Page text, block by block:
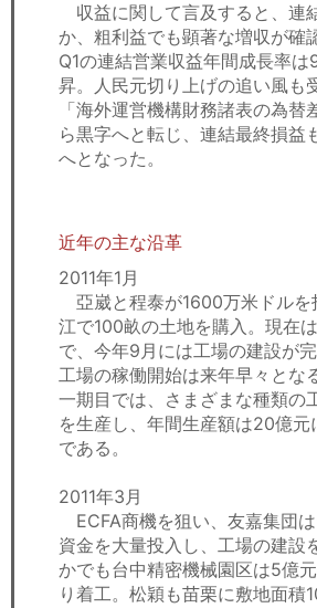
収益に関して言及すると、連
か、粗利益でも顕著な増収が確
Q1の連結営業収益年間成長率
昇。人民元切り上げの追い風も
「海外運営機構財務諸表の為替
ら黒字へと転じ、連結最終損益
へとなった。
近年の主な沿革
2011年1月
亞崴と程泰が1600万米ドルを
江で100畝の土地を購入。現在
で、今年9月には工場の建設が完
工場の稼働開始は来年早々とな
一期目では、さまざまな種類の
を生産し、年間生産額は20億元
である。
2011年3月
ECFA商機を狙い、友嘉集団
資金を大量投入し、工場の建設
かでも台中精密機械園区は5億
り着工。松穎も苗栗に敷地面積